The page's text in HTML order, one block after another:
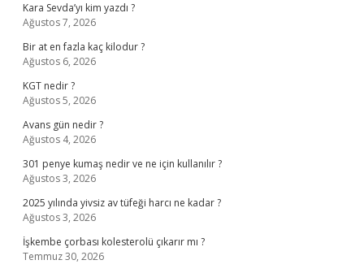
Kara Sevda’yı kim yazdı ?
Ağustos 7, 2026
Bir at en fazla kaç kilodur ?
Ağustos 6, 2026
KGT nedir ?
Ağustos 5, 2026
Avans gün nedir ?
Ağustos 4, 2026
301 penye kumaş nedir ve ne için kullanılır ?
Ağustos 3, 2026
2025 yılında yivsiz av tüfeği harcı ne kadar ?
Ağustos 3, 2026
İşkembe çorbası kolesterolü çıkarır mı ?
Temmuz 30, 2026